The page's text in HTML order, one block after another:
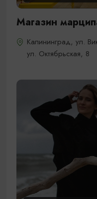
Магазин
Калининград, ул.
ул. Октябрьская, 8